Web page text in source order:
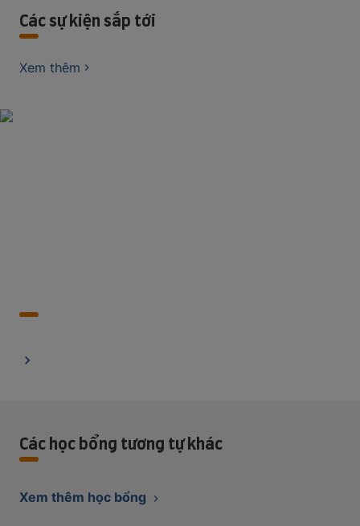
Các sự kiện sắp tới
Xem thêm
Các học bổng tương tự khác
Xem thêm học bổng